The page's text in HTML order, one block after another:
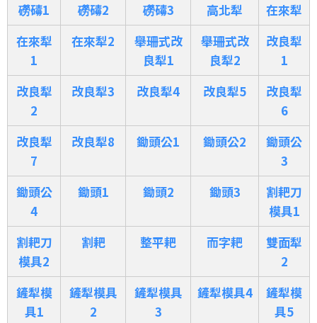
磱碡1 磱碡2 磱碡3 高北犁
在來犁
在來犁
1
在來犁2
舉珊式改
良犁1
舉珊式改
良犁2
改良犁
1
改良犁
2
改良犁3 改良犁4 改良犁5
改良犁
6
改良犁
7
改良犁8 鋤頭公1 鋤頭公2
鋤頭公
3
鋤頭公
4
鋤頭1 鋤頭2 鋤頭3
割耙刀
模具1
割耙刀
模具2
割耙 整平耙 而字耙
雙面犁
2
鏟犁模
具1
鏟犁模具
2
鏟犁模具
3
鏟犁模具4
鏟犁模
具5